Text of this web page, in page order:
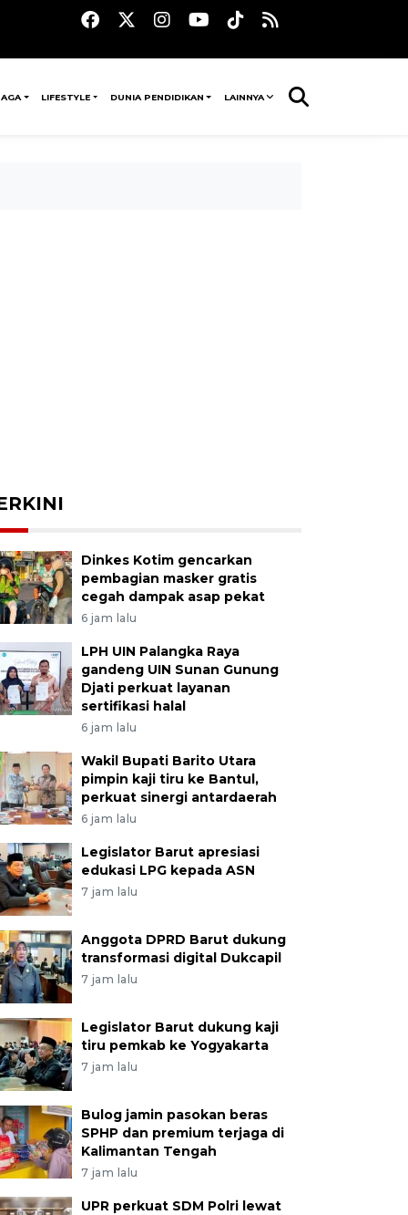
LIFESTYLE DUNIA PENDIDIKAN LAINNYA
Dinkes Kotim gencarkan
pembagian masker gratis
cegah dampak asap pekat
6 jam lalu
LPH UIN Palangka Raya
gandeng UIN Sunan Gunung
Djati perkuat layanan
sertifikasi halal
6 jam lalu
Wakil Bupati Barito Utara
pimpin kaji tiru ke Bantul,
perkuat sinergi antardaerah
6 jam lalu
Legislator Barut apresiasi
edukasi LPG kepada ASN
7 jam lalu
Anggota DPRD Barut dukung
transformasi digital Dukcapil
7 jam lalu
Legislator Barut dukung kaji
tiru pemkab ke Yogyakarta
7 jam lalu
Bulog jamin pasokan beras
SPHP dan premium terjaga di
Kalimantan Tengah
7 jam lalu
UPR perkuat SDM Polri lewat